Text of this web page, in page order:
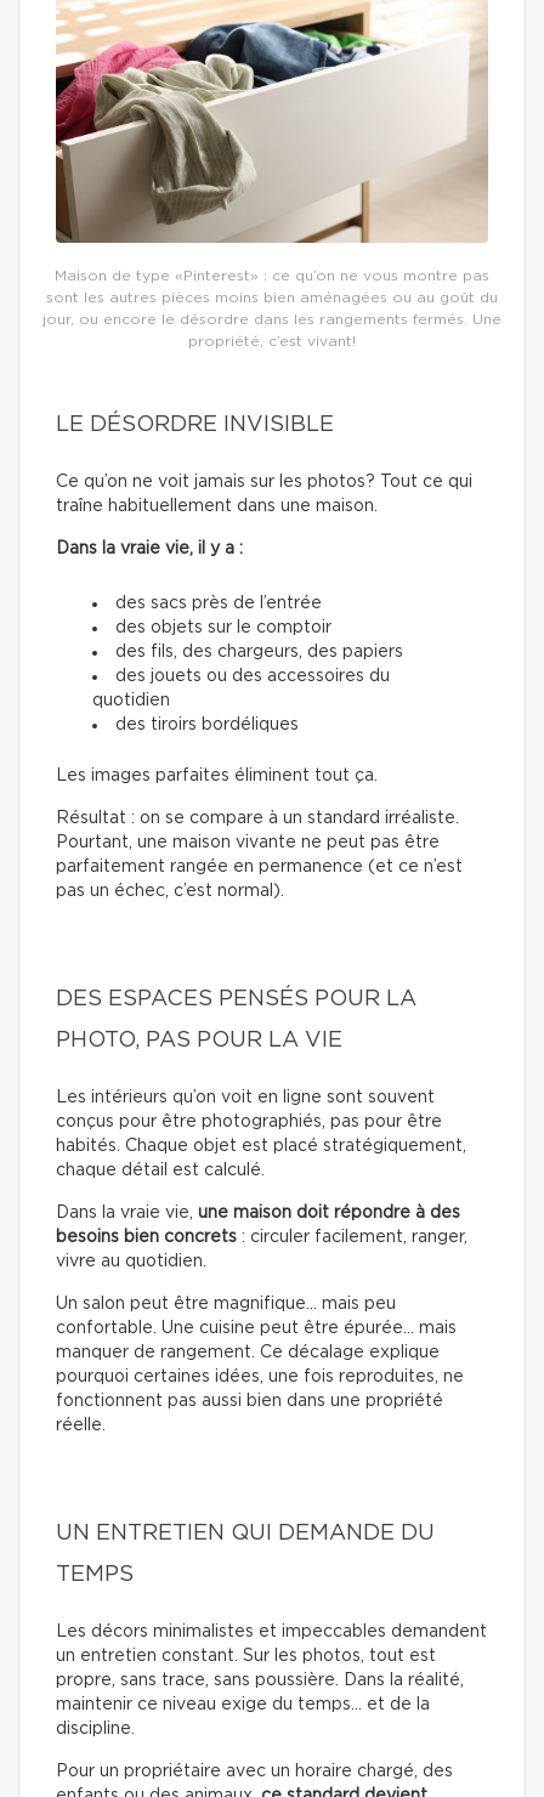
Maison de type «Pinterest» : ce qu’on ne vous montre pas
sont les autres pièces moins bien aménagées ou au goût du
jour, ou encore le désordre dans les rangements fermés. Une
propriété, c’est vivant!
LE DÉSORDRE INVISIBLE
Ce qu’on ne voit jamais sur les photos? Tout ce qui
traîne habituellement dans une maison.
Dans la vraie vie, il y a :
des sacs près de l’entrée
des objets sur le comptoir
des fils, des chargeurs, des papiers
des jouets ou des accessoires du
quotidien
des tiroirs bordéliques
Les images parfaites éliminent tout ça.
Résultat : on se compare à un standard irréaliste.
Pourtant, une maison vivante ne peut pas être
parfaitement rangée en permanence (et ce n’est
pas un échec, c’est normal).
DES ESPACES PENSÉS POUR LA
PHOTO, PAS POUR LA VIE
Les intérieurs qu’on voit en ligne sont souvent
conçus pour être photographiés, pas pour être
habités. Chaque objet est placé stratégiquement,
chaque détail est calculé.
Dans la vraie vie, une maison doit répondre à des
besoins bien concrets : circuler facilement, ranger,
vivre au quotidien.
Un salon peut être magnifique… mais peu
confortable. Une cuisine peut être épurée… mais
manquer de rangement. Ce décalage explique
pourquoi certaines idées, une fois reproduites, ne
fonctionnent pas aussi bien dans une propriété
réelle.
UN ENTRETIEN QUI DEMANDE DU
TEMPS
Les décors minimalistes et impeccables demandent
un entretien constant. Sur les photos, tout est
propre, sans trace, sans poussière. Dans la réalité,
maintenir ce niveau exige du temps… et de la
discipline.
Pour un propriétaire avec un horaire chargé, des